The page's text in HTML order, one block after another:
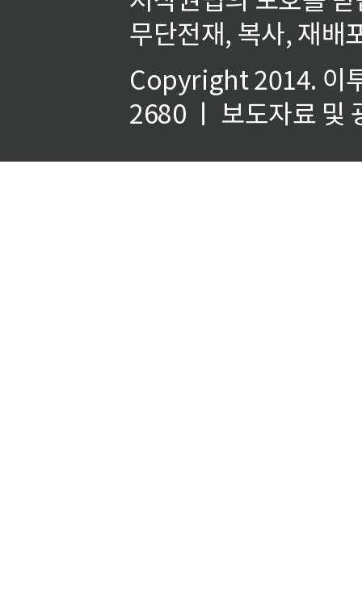
무단전재, 복사, 재배
Copyright 2014. 이
2680 ㅣ 보도자료